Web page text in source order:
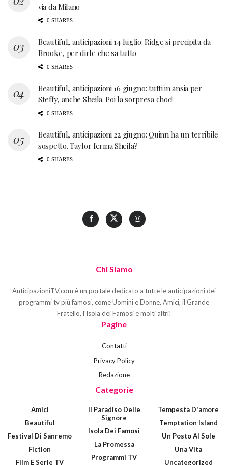
via da Milano
0 SHARES
Beautiful, anticipazioni 14 luglio: Ridge si precipita da
Brooke, per dirle che sa tutto
0 SHARES
Beautiful, anticipazioni 16 giugno: tutti in ansia per
Steffy, anche Sheila. Poi la sorpresa choc!
0 SHARES
Beautiful, anticipazioni 22 giugno: Quinn ha un terribile
sospetto. Taylor ferma Sheila?
0 SHARES
Chi Siamo
AnticipazioniTV.com è un portale dedicato a tutte le anticipazioni dei
programmi tv più famosi, come Uomini e Donne, Amici, il Grande
Fratello, l'Isola dei Famosi e molti altri!
Pagine
Contatti
Privacy Policy
Redazione
Categorie
Amici
Beautiful
Festival Di Sanremo
Fiction
Film E Serie TV
Il Paradiso Delle
Signore
Isola Dei Famosi
La Promessa
Programmi TV
Tempesta D'amore
Temptation Island
Un Posto Al Sole
Una Vita
Uncategorized